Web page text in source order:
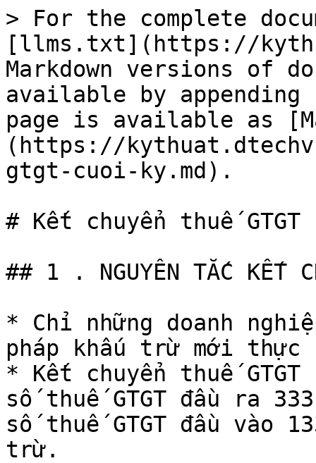
> For the complete
[llms.txt](https://
Markdown versions of
available by
page is available as
(https://
gtgt-cuoi-ky.md).
# Kết chuyển thuế
## 1 . NGUYÊN TẮC KẾT
* Chỉ những doanh
pháp khấu trừ mới thực
* Kết chuyển thuế
số thuế GTGT đầu ra
số thuế GTGT đầu vào
trừ.